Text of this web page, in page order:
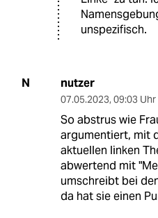
unspezifisch.
N nutzer
07.05.2023, 09:03 Uhr
So abstrus wie
argumentiert, mit
aktuellen linken
abwertend mit
umschreibt bei
da hat sie einen